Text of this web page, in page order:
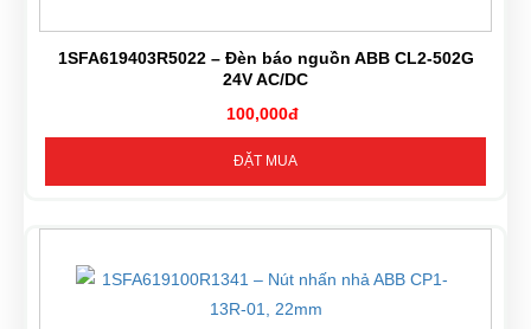
1SFA619403R5022 – Đèn báo nguồn ABB CL2-502G
24V AC/DC
100,000đ
ĐẶT MUA